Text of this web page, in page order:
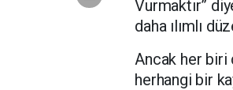
Vurmaktır”
daha ılımlı
Ancak her biri
herhangi bir